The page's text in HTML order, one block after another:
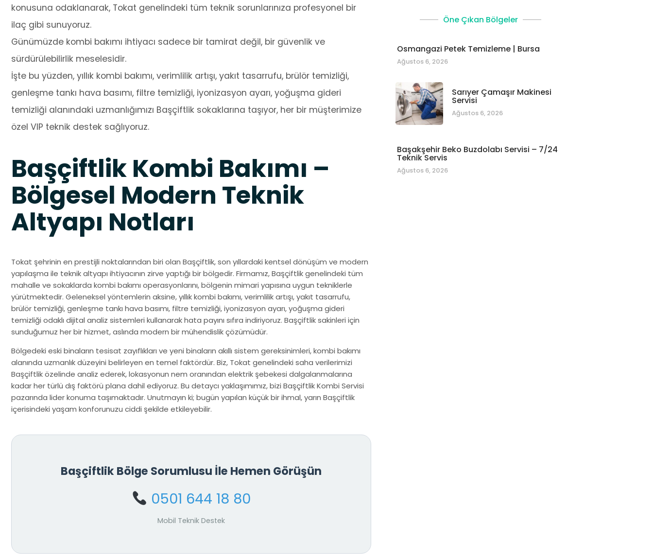
konusuna odaklanarak, Tokat genelindeki tüm teknik sorunlarınıza profesyonel bir
ilaç gibi sunuyoruz.
Günümüzde kombi bakımı ihtiyacı sadece bir tamirat değil, bir güvenlik ve
sürdürülebilirlik meselesidir.
İşte bu yüzden, yıllık kombi bakımı, verimlilik artışı, yakıt tasarrufu, brülör temizliği,
genleşme tankı hava basımı, filtre temizliği, iyonizasyon ayarı, yoğuşma gideri
temizliği alanındaki uzmanlığımızı Başçiftlik sokaklarına taşıyor, her bir müşterimize
özel VIP teknik destek sağlıyoruz.
Başçiftlik Kombi Bakımı –
Bölgesel Modern Teknik
Altyapı Notları
Tokat şehrinin en prestijli noktalarından biri olan Başçiftlik, son yıllardaki kentsel dönüşüm ve modern
yapılaşma ile teknik altyapı ihtiyacının zirve yaptığı bir bölgedir. Firmamız, Başçiftlik genelindeki tüm
mahalle ve sokaklarda kombi bakımı operasyonlarını, bölgenin mimari yapısına uygun tekniklerle
yürütmektedir. Geleneksel yöntemlerin aksine, yıllık kombi bakımı, verimlilik artışı, yakıt tasarrufu,
brülör temizliği, genleşme tankı hava basımı, filtre temizliği, iyonizasyon ayarı, yoğuşma gideri
temizliği odaklı dijital analiz sistemleri kullanarak hata payını sıfıra indiriyoruz. Başçiftlik sakinleri için
sunduğumuz her bir hizmet, aslında modern bir mühendislik çözümüdür.
Bölgedeki eski binaların tesisat zayıflıkları ve yeni binaların akıllı sistem gereksinimleri, kombi bakımı
alanında uzmanlık düzeyini belirleyen en temel faktördür. Biz, Tokat genelindeki saha verilerimizi
Başçiftlik özelinde analiz ederek, lokasyonun nem oranından elektrik şebekesi dalgalanmalarına
kadar her türlü dış faktörü plana dahil ediyoruz. Bu detaycı yaklaşımımız, bizi Başçiftlik Kombi Servisi
pazarında lider konuma taşımaktadır. Unutmayın ki; bugün yapılan küçük bir ihmal, yarın Başçiftlik
içerisindeki yaşam konforunuzu ciddi şekilde etkileyebilir.
Başçiftlik Bölge Sorumlusu İle Hemen Görüşün
0501 644 18 80
Mobil Teknik Destek
Öne Çıkan Bölgeler
Osmangazi Petek Temizleme | Bursa
Ağustos 6, 2026
Sarıyer Çamaşır Makinesi
Servisi
Ağustos 6, 2026
Başakşehir Beko Buzdolabı Servisi – 7/24
Teknik Servis
Ağustos 6, 2026